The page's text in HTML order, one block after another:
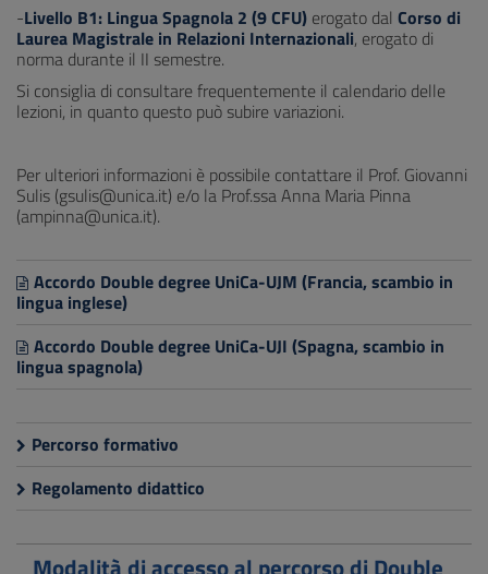
-Livello B1: Lingua Spagnola 2 (9 CFU) erogato dal Corso di
Laurea Magistrale in Relazioni Internazionali, erogato di
norma durante il II semestre.
Si consiglia di consultare frequentemente il calendario delle
lezioni, in quanto questo può subire variazioni.
Per ulteriori informazioni è possibile contattare il Prof. Giovanni
Sulis (gsulis@unica.it) e/o la Prof.ssa Anna Maria Pinna
(ampinna@unica.it).
Accordo Double degree UniCa-UJM (Francia, scambio in
lingua inglese)
Accordo Double degree UniCa-UJI (Spagna, scambio in
lingua spagnola)
Percorso formativo
Regolamento didattico